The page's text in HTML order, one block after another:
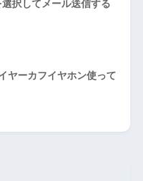
択してメール送信する
ヤーカフイヤホン使って